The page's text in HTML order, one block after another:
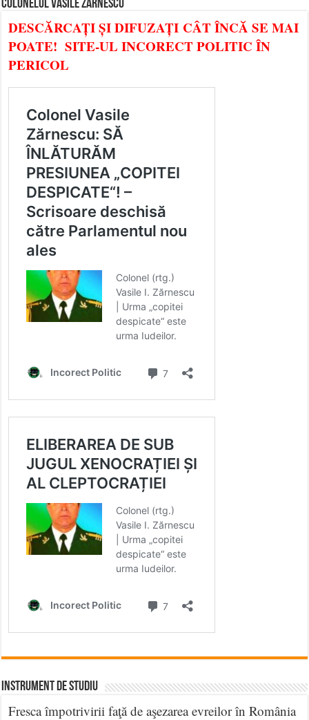
COLONELUL VASILE ZĂRNESCU
DESCĂRCAȚI ȘI DIFUZAȚI CÂT ÎNCĂ SE MAI
POATE! SITE-UL INCORECT POLITIC ÎN
PERICOL
INSTRUMENT DE STUDIU
Fresca împotrivirii faţă de aşezarea evreilor în România